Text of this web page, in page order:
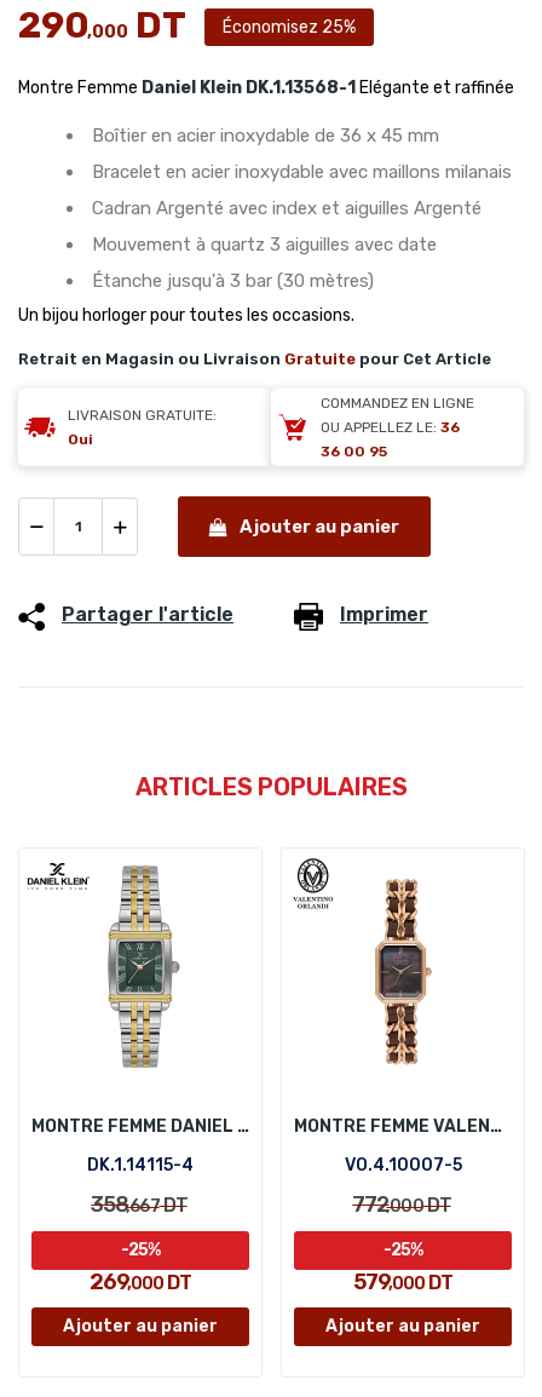
290,000 DT Économisez 25%
Montre Femme Daniel Klein DK.1.13568-1 Elégante et raffinée
Boîtier en acier inoxydable de 36 x 45 mm
Bracelet en acier inoxydable avec maillons milanais
Cadran Argenté avec index et aiguilles Argenté
Mouvement à quartz 3 aiguilles avec date
Étanche jusqu'à 3 bar (30 mètres)
Un bijou horloger pour toutes les occasions.
Retrait en Magasin ou Livraison Gratuite pour Cet Article
LIVRAISON GRATUITE:
Oui
COMMANDEZ EN LIGNE
OU APPELLEZ LE: 36
36 00 95
Ajouter au panier
Partager l'article Imprimer
ARTICLES POPULAIRES
MONTRE FEMME DANIEL KLEIN DK.1.14115-4
DK.1.14115-4
358,667DT
269,000 DT
-25%
Ajouter au panier
MONTRE FEMME VALENTINO ORLANDI VO.4.10007-5
VO.4.10007-5
772,000DT
579,000 DT
-25%
Ajouter au panier